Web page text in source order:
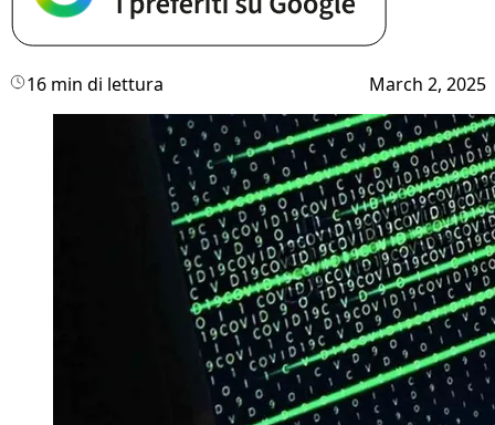
16 min di lettura March 2, 2025